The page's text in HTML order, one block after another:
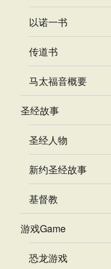
以诺一书
传道书
马太福音概要
圣经故事
圣经人物
新约圣经故事
基督教
游戏Game
恐龙游戏